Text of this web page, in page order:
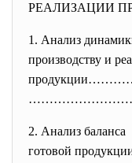
РЕАЛИЗАЦИИ
1. Анализ
производству и
………
2. Анализ баланса
готовой